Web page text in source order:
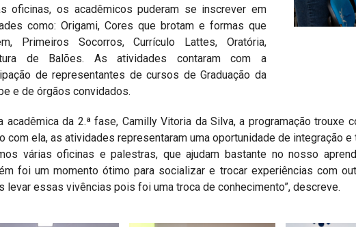
oficinas, os acadêmicos puderam se inscrever em
como: Origami, Cores que brotam e formas que
Primeiros Socorros, Currículo Lattes, Oratória,
de Balões. As atividades contaram com a
de representantes de cursos de Graduação da
e de órgãos convidados.
acadêmica da 2.ª fase, Camilly Vitoria da Silva, a programação trouxe
com ela, as atividades representaram uma oportunidade de integração
várias oficinas e palestras, que ajudam bastante no nosso
foi um momento ótimo para socializar e trocar experiências com
levar essas vivências pois foi uma troca de conhecimento”, descreve.